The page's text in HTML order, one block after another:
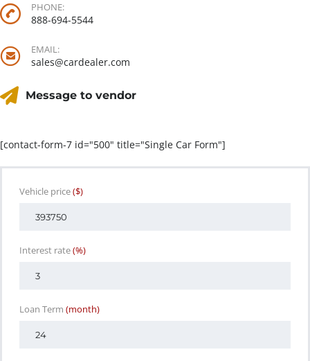
PHONE:
888-694-5544
EMAIL:
sales@cardealer.com
Message to vendor
[contact-form-7 id="500" title="Single Car Form"]
Vehicle price($)
Interest rate(%)
Loan Term (month)